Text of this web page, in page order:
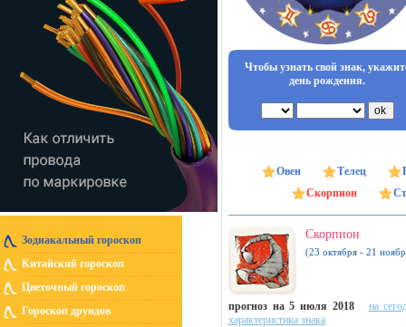
Зодиакальный гороскоп
Китайский гороскоп
Цветочный гороскоп
Гороскоп друидов
Чтобы узнать свой знак,
день рождения.
Овен Телец
Скорпион
Скорпион
(23 октября - 21
прогноз на 5 июля 2018
на
характеристика знака